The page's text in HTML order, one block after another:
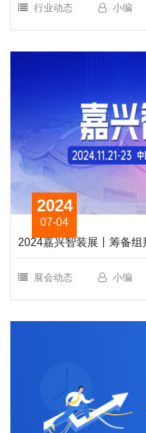
行业动态 小编
2024
07-04
2024嘉兴智装展丨筹备
展会动态 小编